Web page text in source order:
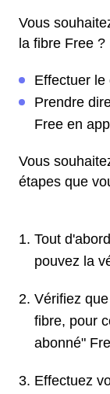
Vous
la fibre Free
Effectuer le
Prendre
Free en
Vous
étapes que
Tout
pouvez la
Vérifiez
fibre, pour
abonné"
Effectuez